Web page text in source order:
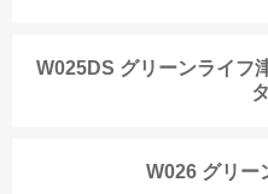
W025DS グリーンライフ
W026 グリー